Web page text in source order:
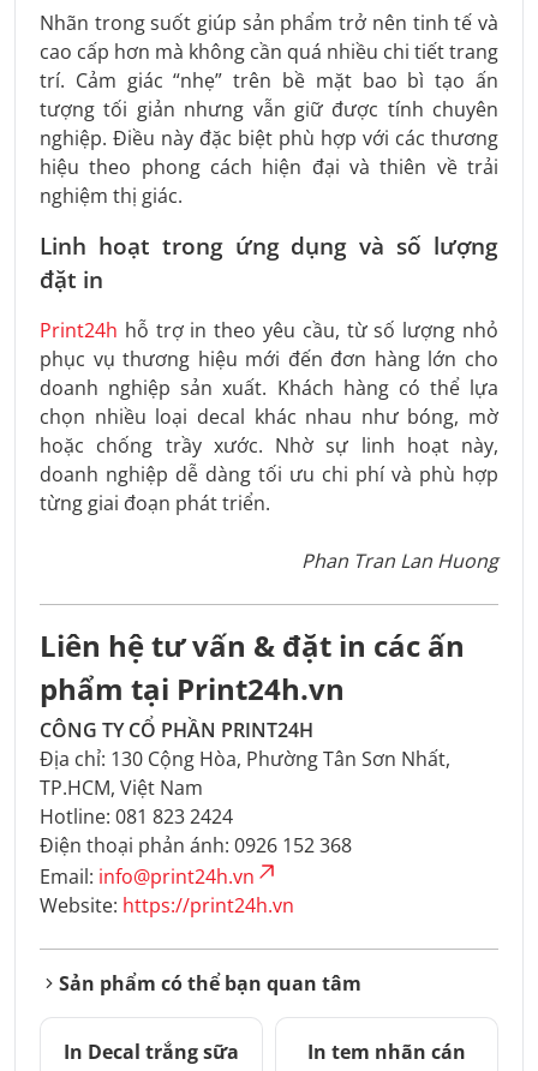
Nhãn trong suốt giúp sản phẩm trở nên tinh tế và
cao cấp hơn mà không cần quá nhiều chi tiết trang
trí. Cảm giác “nhẹ” trên bề mặt bao bì tạo ấn
tượng tối giản nhưng vẫn giữ được tính chuyên
nghiệp. Điều này đặc biệt phù hợp với các thương
hiệu theo phong cách hiện đại và thiên về trải
nghiệm thị giác.
Linh hoạt trong ứng dụng và số lượng
đặt in
Print24h hỗ trợ in theo yêu cầu, từ số lượng nhỏ
phục vụ thương hiệu mới đến đơn hàng lớn cho
doanh nghiệp sản xuất. Khách hàng có thể lựa
chọn nhiều loại decal khác nhau như bóng, mờ
hoặc chống trầy xước. Nhờ sự linh hoạt này,
doanh nghiệp dễ dàng tối ưu chi phí và phù hợp
từng giai đoạn phát triển.
Phan Tran Lan Huong
Liên hệ tư vấn & đặt in các ấn
phẩm tại Print24h.vn
CÔNG TY CỔ PHẦN PRINT24H
Địa chỉ: 130 Cộng Hòa, Phường Tân Sơn Nhất,
TP.HCM, Việt Nam
Hotline: 081 823 2424
Điện thoại phản ánh: 0926 152 368
Email: info@print24h.vn
Website: https://print24h.vn
Sản phẩm có thể bạn quan tâm
In Decal trắng sữa
In tem nhãn cán